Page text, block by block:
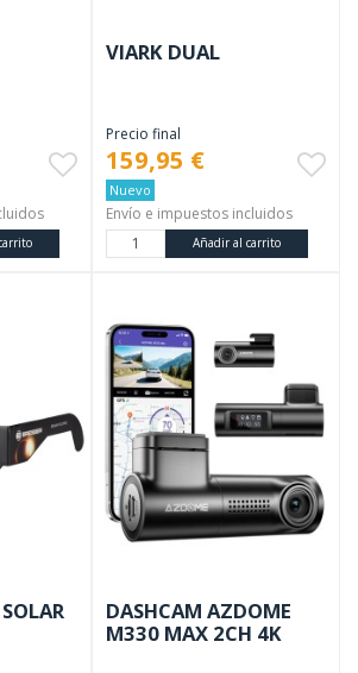
VIARK DUAL
Precio final
159,95 €
Nuevo
Envío e impuestos incluidos
Añadir al carrito
DASHCAM AZDOME
M330 MAX 2CH 4K